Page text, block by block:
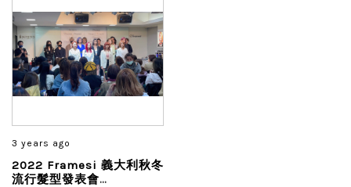
3 years ago
2022 Framesi 義大利秋冬
流行髮型發表會